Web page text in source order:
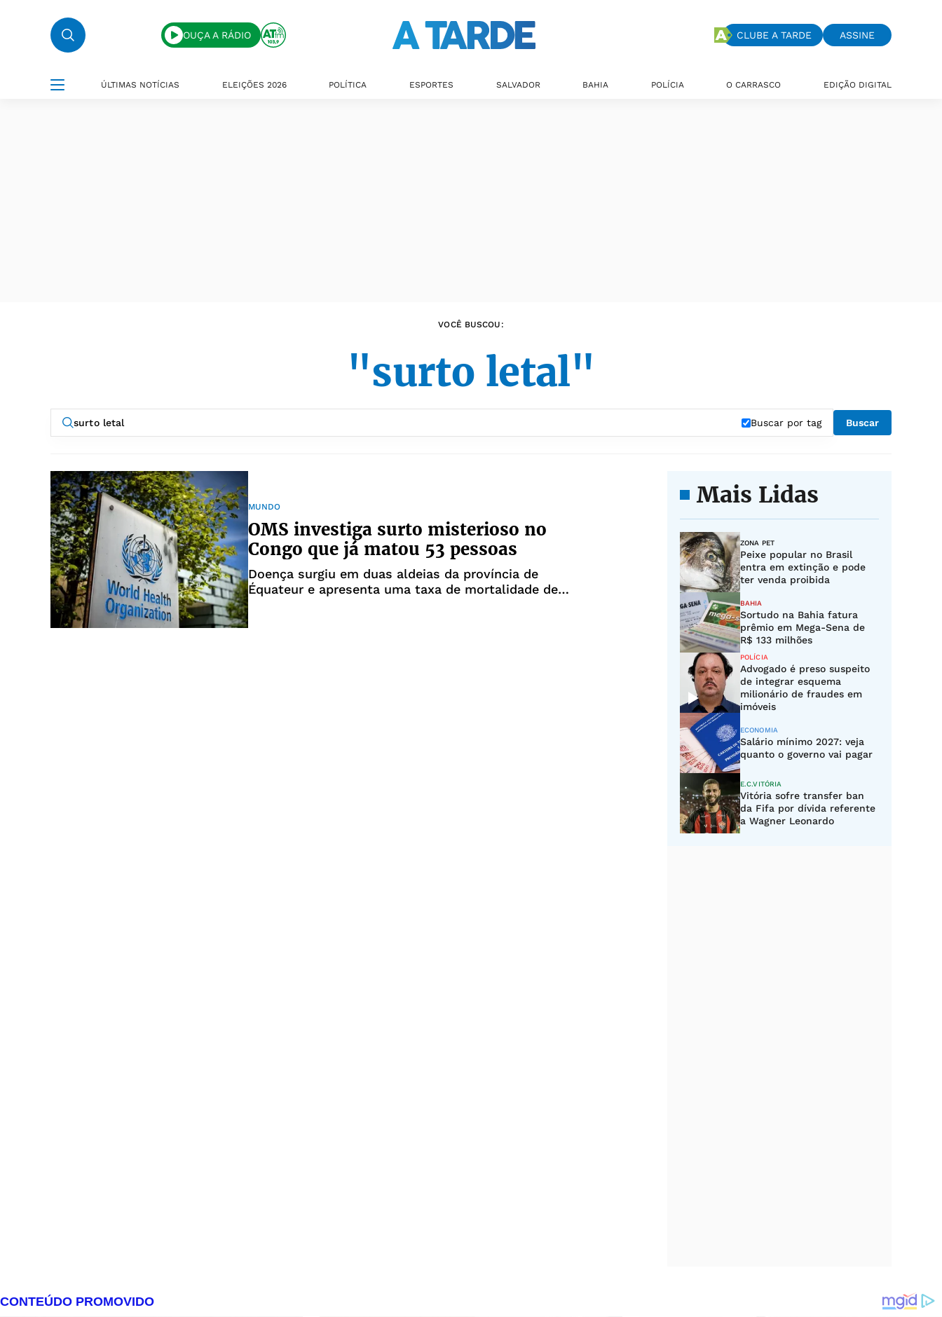
OUÇA A RÁDIO CLUBE A TARDE ASSINE
ÚLTIMAS NOTÍCIAS ELEIÇÕES 2026 POLÍTICA ESPORTES SALVADOR BAHIA POLÍCIA O CARRASCO EDIÇÃO DIGITAL
VOCÊ BUSCOU:
"surto letal"
Buscar por tag Buscar
MUNDO
OMS investiga surto misterioso no
Congo que já matou 53 pessoas
Doença surgiu em duas aldeias da província de
Équateur e apresenta uma taxa de mortalidade de
Mais Lidas
ZONA PET
Peixe popular no Brasil
entra em extinção e pode
ter venda proibida
BAHIA
Sortudo na Bahia fatura
prêmio em Mega-Sena de
R$ 133 milhões
POLÍCIA
Advogado é preso suspeito
de integrar esquema
milionário de fraudes em
imóveis
ECONOMIA
Salário mínimo 2027: veja
quanto o governo vai pagar
E.C.VITÓRIA
Vitória sofre transfer ban
da Fifa por dívida referente
a Wagner Leonardo